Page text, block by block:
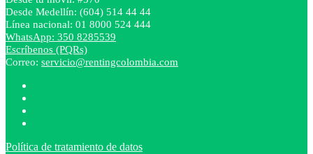
Desde Medellín: (604) 514 44 44
Línea nacional: 01 8000 524 444
WhatsApp: 350 8285539
Escríbenos (PQRs)
Correo: servicio@rentingcolombia.com
Política de tratamiento de datos